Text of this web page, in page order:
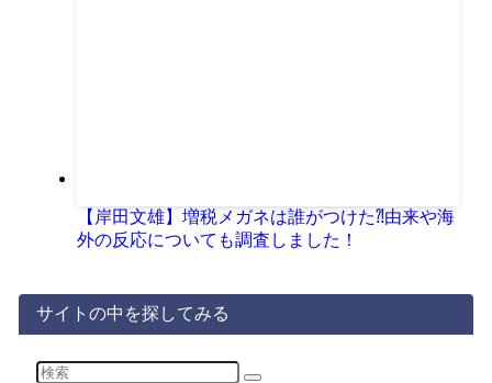
【岸田文雄】増税メガネは誰がつけた⁈由来や海
外の反応についても調査しました！
サイトの中を探してみる